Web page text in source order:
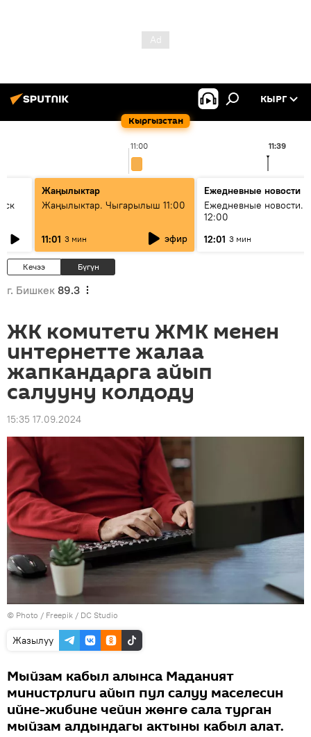
Кыргызстан
КЫРГ
11:00 11:39
Жаңылыктар
Жаңылыктар. Чыгарылыш 11:00
11:01 3 мин эфир
Ежедневные новости
Ежедневные новости.
12:00
12:01 3 мин
Кечээ Бүгүн
г. Бишкек 89.3
ЖК комитети ЖМК менен
интернетте жалаа
жапкандарга айып
салууну колдоду
15:35 17.09.2024
© Photo / Freepik / DC Studio
Жазылуу
Мыйзам кабыл алынса Маданият
министрлиги айып пул салуу маселесин
ийне-жибине чейин жөнгө сала турган
мыйзам алдындагы актыны кабыл алат.